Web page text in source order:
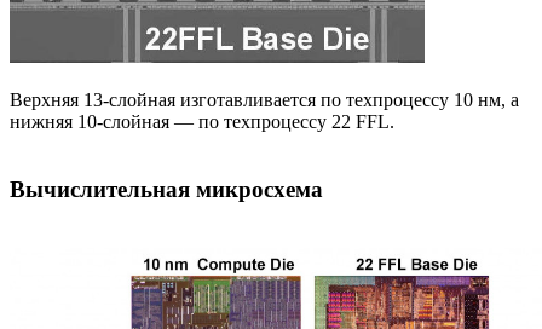
Верхняя 13-слойная изготавливается по техпроцессу 10 нм, а
нижняя 10-слойная — по техпроцессу 22 FFL.
Вычислительная микросхема